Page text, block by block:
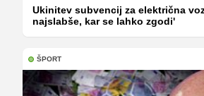
Ukinitev subvencij za električna
najslabše, kar se lahko zgodi'
ŠPORT